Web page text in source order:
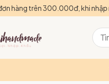
hàng trên 300.000đ, khi nhập